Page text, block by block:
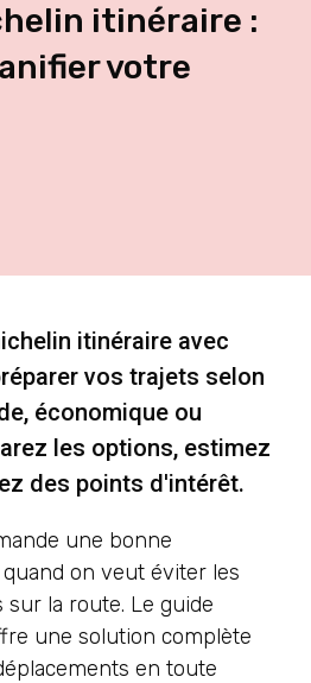
itinéraire :
votre
itinéraire avec
vos trajets selon
économique ou
les options, estimez
des points d'intérêt.
une bonne
on veut éviter les
la route. Le guide
une solution complète
en toute